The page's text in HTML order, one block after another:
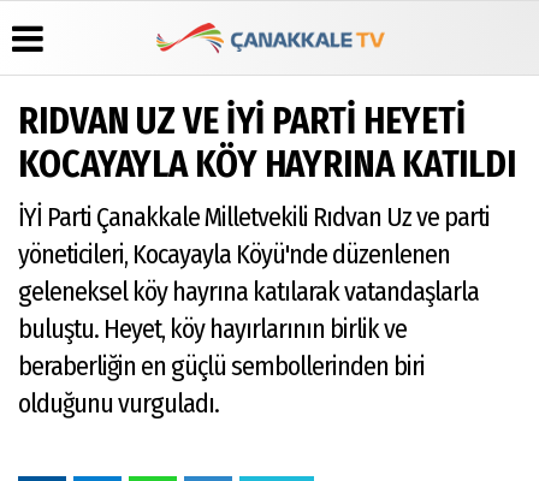
Üye Paneli
Haber
Arşivi
Gazete
Arşivi
Günün
Hava
Durumu
Gazete
Manşetleri
Anketler
Biyografiler
Köşe
Yazarları
Video
Galeri
Foto
Galeri
Künye
İletişim
Çerez
Politikası
Gizlilik
İlkeleri
RIDVAN UZ VE İYİ PARTİ HEYETİ
KOCAYAYLA KÖY HAYRINA KATILDI
İYİ Parti Çanakkale Milletvekili Rıdvan Uz ve parti
yöneticileri, Kocayayla Köyü'nde düzenlenen
geleneksel köy hayrına katılarak vatandaşlarla
buluştu. Heyet, köy hayırlarının birlik ve
beraberliğin en güçlü sembollerinden biri
olduğunu vurguladı.